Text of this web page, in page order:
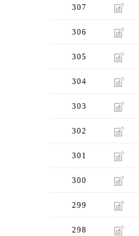
307
306
305
304
303
302
301
300
299
298